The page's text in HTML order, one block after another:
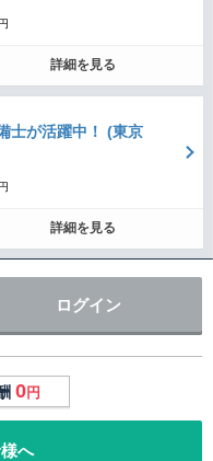
詳細を見る
士が活躍中！ (東京
詳細を見る
ログイン
0円
へ